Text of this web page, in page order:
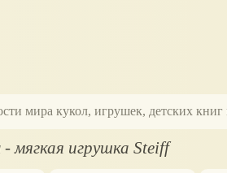
мира кукол, игрушек, детских
- мягкая игрушка Steiff